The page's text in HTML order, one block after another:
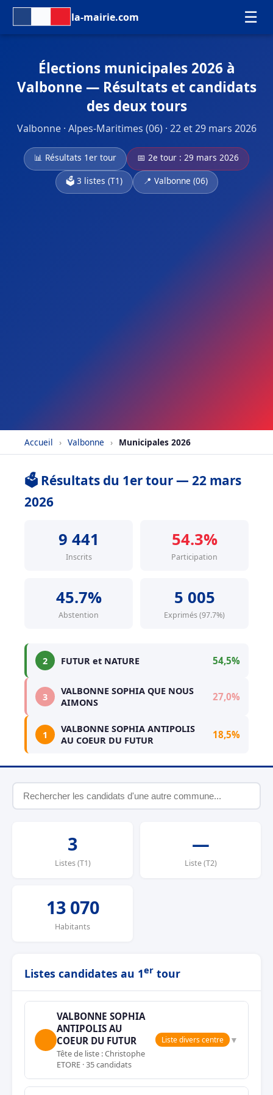
la-mairie.com ☰
Élections municipales 2026 à
Valbonne — Résultats et candidats
des deux tours
Valbonne · Alpes-Maritimes (06) · 22 et 29 mars 2026
📊 Résultats 1er tour
📅 2e tour : 29 mars 2026
🗳️ 3 listes (T1)
📍 Valbonne (06)
Accueil › Valbonne › Municipales 2026
🗳️ Résultats du 1er tour — 22 mars
2026
9 441
Inscrits
54.3%
Participation
45.7%
Abstention
5 005
Exprimés (97.7%)
2 FUTUR et NATURE 54,5%
3
VALBONNE SOPHIA QUE NOUS
AIMONS
27,0%
1
VALBONNE SOPHIA ANTIPOLIS
AU COEUR DU FUTUR
18,5%
3
Listes (T1)
—
Liste (T2)
13 070
Habitants
Listes candidates au 1er tour
VALBONNE SOPHIA
ANTIPOLIS AU
COEUR DU FUTUR
Tête de liste : Christophe
ETORE · 35 candidats
Liste divers centre ▼